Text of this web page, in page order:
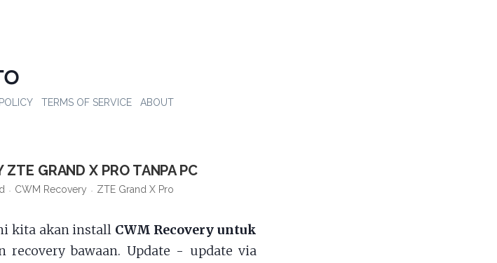
TERMS OF SERVICE ABOUT
ZTE GRAND X PRO TANPA PC
CWM Recovery ZTE Grand X Pro
kita akan install CWM Recovery untuk
recovery bawaan. Update - update via